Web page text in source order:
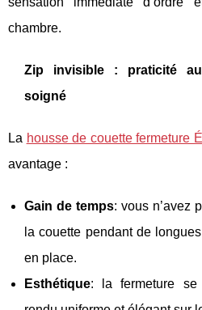
chambre.
Zip invisible : praticité
soigné
La housse de couette fermeture
avantage :
Gain de temps: vous n’avez
la couette pendant de
en place.
Esthétique: la fermeture